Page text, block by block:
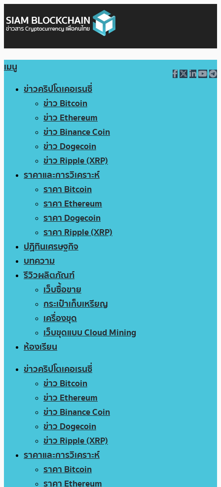
เมนู
ข่าวคริปโตเคอเรนซี่
ข่าว Bitcoin
ข่าว Ethereum
ข่าว Binance Coin
ข่าว Dogecoin
ข่าว Ripple (XRP)
ราคาและการวิเคราะห์
ราคา Bitcoin
ราคา Ethereum
ราคา Dogecoin
ราคา Ripple (XRP)
ปฏิทินเศรษฐกิจ
บทความ
รีวิวผลิตภัณฑ์
เว็บซื้อขาย
กระเป๋าเก็บเหรียญ
เครื่องขุด
เว็บขุดแบบ Cloud Mining
ห้องเรียน
ข่าวคริปโตเคอเรนซี่
ข่าว Bitcoin
ข่าว Ethereum
ข่าว Binance Coin
ข่าว Dogecoin
ข่าว Ripple (XRP)
ราคาและการวิเคราะห์
ราคา Bitcoin
ราคา Ethereum